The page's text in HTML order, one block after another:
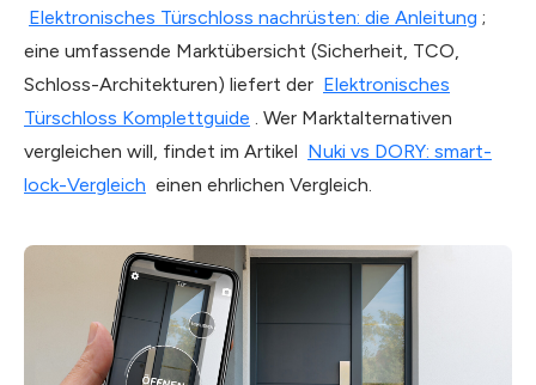
Elektronisches Türschloss nachrüsten: die Anleitung ;
eine umfassende Marktübersicht (Sicherheit, TCO,
Schloss-Architekturen) liefert der Elektronisches
Türschloss Komplettguide . Wer Marktalternativen
vergleichen will, findet im Artikel Nuki vs DORY: smart-
lock-Vergleich einen ehrlichen Vergleich.